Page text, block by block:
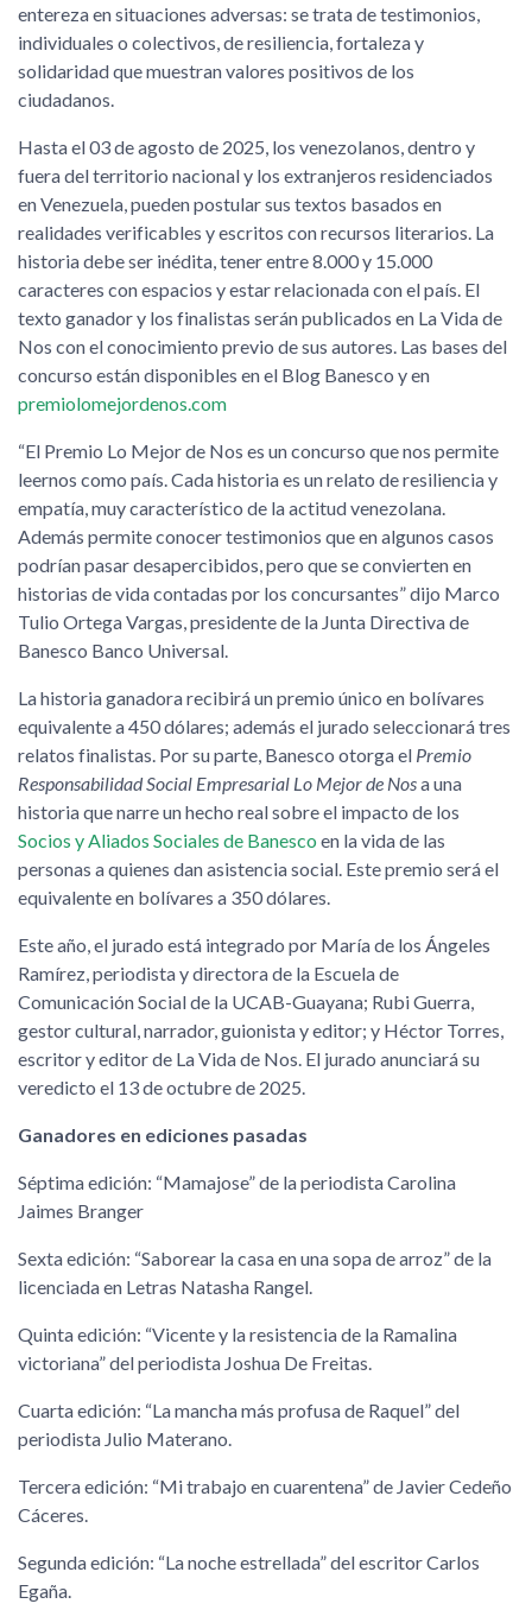
entereza en situaciones adversas: se trata de testimonios,
individuales o colectivos, de resiliencia, fortaleza y
solidaridad que muestran valores positivos de los
ciudadanos.
Hasta el 03 de agosto de 2025, los venezolanos, dentro y
fuera del territorio nacional y los extranjeros residenciados
en Venezuela, pueden postular sus textos basados en
realidades verificables y escritos con recursos literarios. La
historia debe ser inédita, tener entre 8.000 y 15.000
caracteres con espacios y estar relacionada con el país. El
texto ganador y los finalistas serán publicados en La Vida de
Nos con el conocimiento previo de sus autores. Las bases del
concurso están disponibles en el Blog Banesco y en
premiolomejordenos.com
“El Premio Lo Mejor de Nos es un concurso que nos permite
leernos como país. Cada historia es un relato de resiliencia y
empatía, muy característico de la actitud venezolana.
Además permite conocer testimonios que en algunos casos
podrían pasar desapercibidos, pero que se convierten en
historias de vida contadas por los concursantes” dijo Marco
Tulio Ortega Vargas, presidente de la Junta Directiva de
Banesco Banco Universal.
La historia ganadora recibirá un premio único en bolívares
equivalente a 450 dólares; además el jurado seleccionará tres
relatos finalistas. Por su parte, Banesco otorga el Premio
Responsabilidad Social Empresarial Lo Mejor de Nosa una
historia que narre un hecho real sobre el impacto de los
Socios y Aliados Sociales de Banesco en la vida de las
personas a quienes dan asistencia social. Este premio será el
equivalente en bolívares a 350 dólares.
Este año, el jurado está integrado por María de los Ángeles
Ramírez, periodista y directora de la Escuela de
Comunicación Social de la UCAB-Guayana; Rubi Guerra,
gestor cultural, narrador, guionista y editor; y Héctor Torres,
escritor y editor de La Vida de Nos. El jurado anunciará su
veredicto el 13 de octubre de 2025.
Ganadores en ediciones pasadas
Séptima edición: “Mamajose” de la periodista Carolina
Jaimes Branger
Sexta edición: “Saborear la casa en una sopa de arroz” de la
licenciada en Letras Natasha Rangel.
Quinta edición: “Vicente y la resistencia de la Ramalina
victoriana” del periodista Joshua De Freitas.
Cuarta edición: “La mancha más profusa de Raquel” del
periodista Julio Materano.
Tercera edición: “Mi trabajo en cuarentena” de Javier Cedeño
Cáceres.
Segunda edición: “La noche estrellada” del escritor Carlos
Egaña.